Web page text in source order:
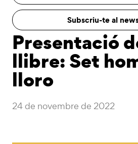
Subscriu-te al
Presentació
llibre: Set
lloro
24 de novembre de 2022